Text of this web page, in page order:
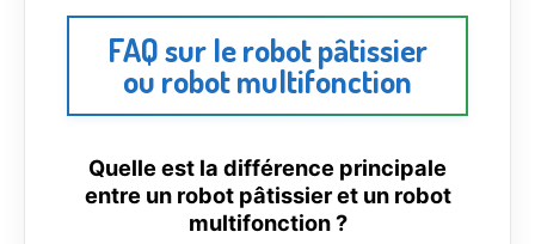
FAQ sur le robot pâtissier
ou robot multifonction
Quelle est la différence principale
entre un robot pâtissier et un robot
multifonction ?